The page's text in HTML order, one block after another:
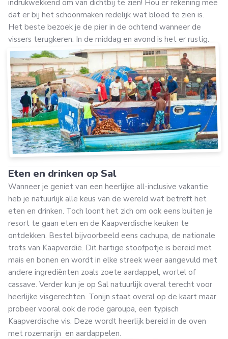
indrukwekkend om van dichtbij te zien! Hou er rekening mee
dat er bij het schoonmaken redelijk wat bloed te zien is.
Het beste bezoek je de pier in de ochtend wanneer de
vissers terugkeren. In de middag en avond is het er rustig.
Eten en drinken op Sal
Wanneer je geniet van een heerlijke all-inclusive vakantie
heb je natuurlijk alle keus van de wereld wat betreft het
eten en drinken. Toch loont het zich om ook eens buiten je
resort te gaan eten en de Kaapverdische keuken te
ontdekken. Bestel bijvoorbeeld eens cachupa, de nationale
trots van Kaapverdië. Dit hartige stoofpotje is bereid met
mais en bonen en wordt in elke streek weer aangevuld met
andere ingrediënten zoals zoete aardappel, wortel of
cassave. Verder kun je op Sal natuurlijk overal terecht voor
heerlijke visgerechten. Tonijn staat overal op de kaart maar
probeer vooral ook de rode garoupa, een typisch
Kaapverdische vis. Deze wordt heerlijk bereid in de oven
met rozemarijn en aardappelen.